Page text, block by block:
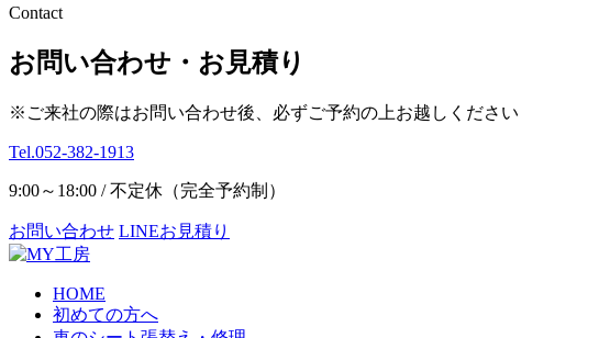
Contact
お問い合わせ・お見積り
※ご来社の際はお問い合わせ後、必ずご予約の上お越しください
Tel.052-382-1913
9:00～18:00 / 不定休（完全予約制）
お問い合わせ LINEお見積り
HOME
初めての方へ